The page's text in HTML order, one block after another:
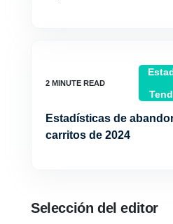
Estadísticas de
carritos de 2024
Selección del editor